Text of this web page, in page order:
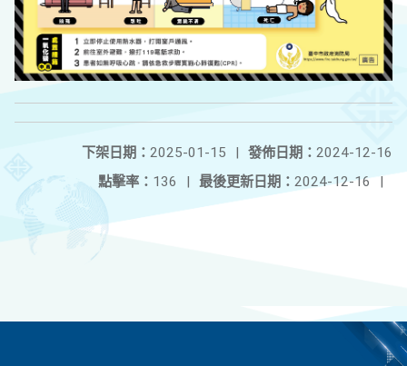
發佈日期： 2024-12-16
下架日期： 2025-01-15
|
最後更新日期： 2024-12-16 |
點擊率： 136 |